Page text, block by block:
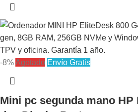
-8%Agotado Envío Gratis
Mini pc segunda mano HP